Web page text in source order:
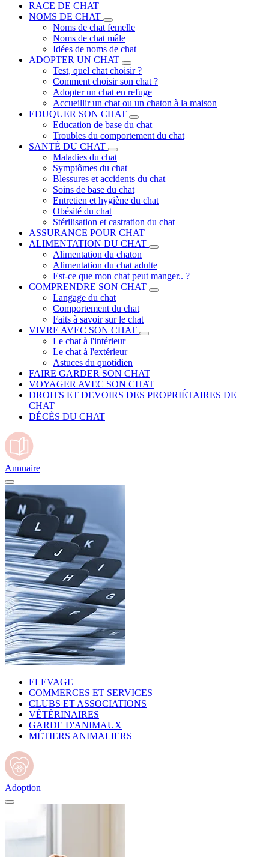
RACE DE CHAT
NOMS DE CHAT
Noms de chat femelle
Noms de chat mâle
Idées de noms de chat
ADOPTER UN CHAT
Test, quel chat choisir ?
Comment choisir son chat ?
Adopter un chat en refuge
Accueillir un chat ou un chaton à la maison
EDUQUER SON CHAT
Education de base du chat
Troubles du comportement du chat
SANTÉ DU CHAT
Maladies du chat
Symptômes du chat
Blessures et accidents du chat
Soins de base du chat
Entretien et hygiène du chat
Obésité du chat
Stérilisation et castration du chat
ASSURANCE POUR CHAT
ALIMENTATION DU CHAT
Alimentation du chaton
Alimentation du chat adulte
Est-ce que mon chat peut manger.. ?
COMPRENDRE SON CHAT
Langage du chat
Comportement du chat
Faits à savoir sur le chat
VIVRE AVEC SON CHAT
Le chat à l'intérieur
Le chat à l'extérieur
Astuces du quotidien
FAIRE GARDER SON CHAT
VOYAGER AVEC SON CHAT
DROITS ET DEVOIRS DES PROPRIÉTAIRES DE
CHAT
DÉCÈS DU CHAT
Annuaire
ELEVAGE
COMMERCES ET SERVICES
CLUBS ET ASSOCIATIONS
VÉTÉRINAIRES
GARDE D'ANIMAUX
MÉTIERS ANIMALIERS
Adoption